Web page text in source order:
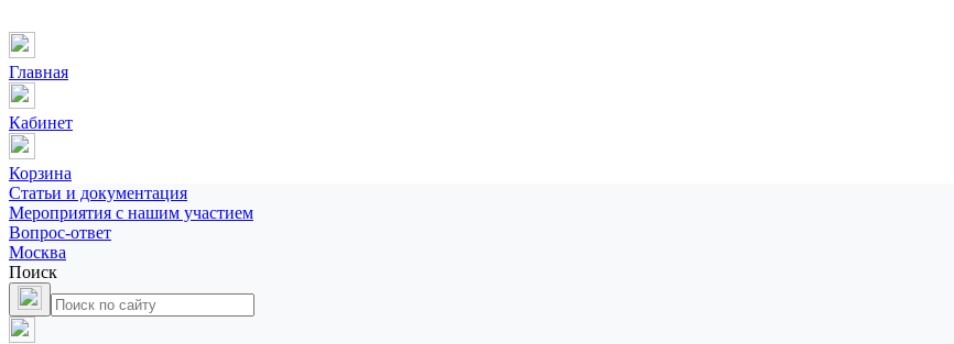
Главная
Кабинет
Корзина
Статьи и документация
Мероприятия с нашим участием
Вопрос-ответ
Москва
Поиск